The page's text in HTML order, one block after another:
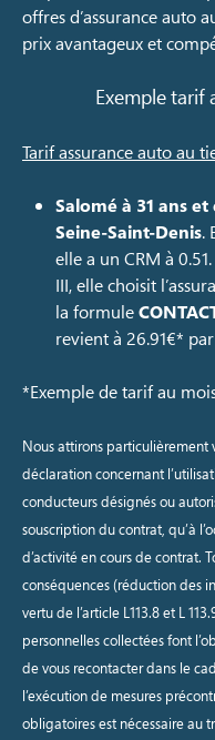
offres d’assurance auto
prix avantageux et
Exemple tarif
Tarif assurance auto au
Salomé à 31 ans
Seine-Saint-Denis.
elle a un CRM à
III, elle choisit
la formule
revient à 26.91€*
*Exemple de tarif au
Nous attirons particulièrement
déclaration concernant
conducteurs désignés ou
souscription du contrat, qu’à
d’activité en cours de contrat.
conséquences (réduction des
vertu de l’article L113.8 et L
personnelles collectées font
de vous recontacter dans le
l’exécution de mesures
obligatoires est nécessaire au